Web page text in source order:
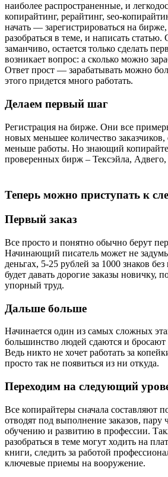
наиболее распространенные, и
копирайтинг, рерайтинг, seo-
начать — зарегистрироваться на бирже,
разобраться в теме, и написать статью.
заманчиво, остается только сделать
возникает вопрос: а сколько можно
Ответ прост — зарабатывать можно
этого придется много работать.
Делаем первый шаг
Регистрация на бирже. Они все
новых меньшее количество заказчиков,
меньше работы. Но знающий
проверенных бирж – Тексэйла, Адвего,
Теперь можно приступать к
Первый заказ
Все просто и понятно обычно берут
Начинающий писатель может не
деньгах, 5-25 рублей за 1000 знаков
будет давать дорогие заказы новичку,
упорный труд.
Дальше больше
Начинается один из самых сложных
большинство людей сдаются и бросают
Ведь никто не хочет работать за
просто так не появиться из ни откуда.
Переходим на следующий
Все копирайтеры сначала составляют
отводят под выполнение заказов, пару
обучению и развитию в профессии.
разобраться в теме могут ходить на
книги, следить за работой
ключевые приемы на вооружение.